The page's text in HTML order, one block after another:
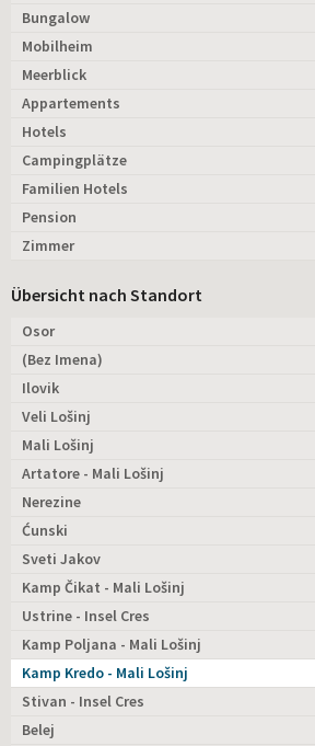
Bungalow
Mobilheim
Meerblick
Appartements
Hotels
Campingplätze
Familien Hotels
Pension
Zimmer
Übersicht nach Standort
Osor
(Bez Imena)
Ilovik
Veli Lošinj
Mali Lošinj
Artatore - Mali Lošinj
Nerezine
Ćunski
Sveti Jakov
Kamp Čikat - Mali Lošinj
Ustrine - Insel Cres
Kamp Poljana - Mali Lošinj
Kamp Kredo - Mali Lošinj
Stivan - Insel Cres
Belej